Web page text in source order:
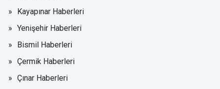
Kayapınar Haberleri
Yenişehir Haberleri
Bismil Haberleri
Çermik Haberleri
Çınar Haberleri